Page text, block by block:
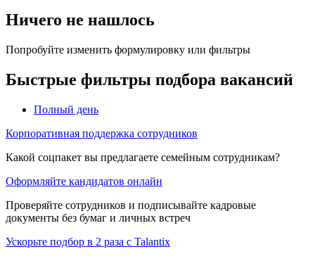
Ничего не нашлось
Попробуйте изменить формулировку или фильтры
Быстрые фильтры подбора вакансий
Полный день
Корпоративная поддержка сотрудников
Какой соцпакет вы предлагаете семейным сотрудникам?
Оформляйте кандидатов онлайн
Проверяйте сотрудников и подписывайте кадровые
документы без бумаг и личных встреч
Ускорьте подбор в 2 раза с Talantix